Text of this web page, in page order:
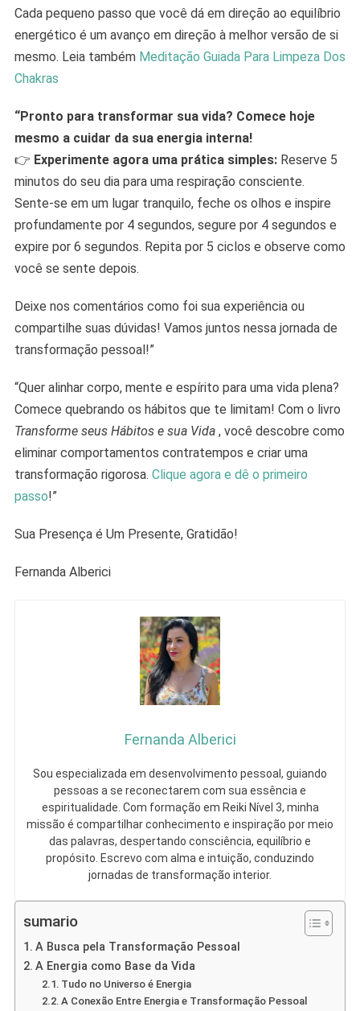
Cada pequeno passo que você dá em direção ao equilíbrio
energético é um avanço em direção à melhor versão de si
mesmo. Leia também Meditação Guiada Para Limpeza Dos
Chakras
“Pronto para transformar sua vida? Comece hoje
mesmo a cuidar da sua energia interna!
👉 Experimente agora uma prática simples:Reserve 5
minutos do seu dia para uma respiração consciente.
Sente-se em um lugar tranquilo, feche os olhos e inspire
profundamente por 4 segundos, segure por 4 segundos e
expire por 6 segundos. Repita por 5 ciclos e observe como
você se sente depois.
Deixe nos comentários como foi sua experiência ou
compartilhe suas dúvidas! Vamos juntos nessa jornada de
transformação pessoal!”
“Quer alinhar corpo, mente e espírito para uma vida plena?
Comece quebrando os hábitos que te limitam! Com o livro
Transforme seus Hábitos e sua Vida, você descobre como
eliminar comportamentos contratempos e criar uma
transformação rigorosa. Clique agora e dê o primeiro
passo!”
Sua Presença é Um Presente, Gratidão!
Fernanda Alberici
Fernanda Alberici
Sou especializada em desenvolvimento pessoal, guiando
pessoas a se reconectarem com sua essência e
espiritualidade. Com formação em Reiki Nível 3, minha
missão é compartilhar conhecimento e inspiração por meio
das palavras, despertando consciência, equilíbrio e
propósito. Escrevo com alma e intuição, conduzindo
jornadas de transformação interior.
sumario
A Busca pela Transformação Pessoal
A Energia como Base da Vida
Tudo no Universo é Energia
A Conexão Entre Energia e Transformação Pessoal